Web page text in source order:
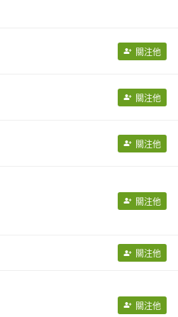
關注他
關注他
關注他
關注他
關注他
關注他